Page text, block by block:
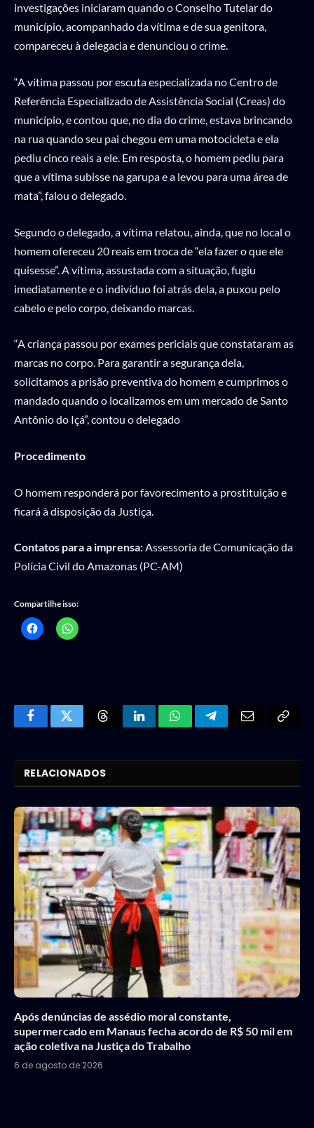
investigações iniciaram quando o Conselho Tutelar do
município, acompanhado da vítima e de sua genitora,
compareceu à delegacia e denunciou o crime.
“A vítima passou por escuta especializada no Centro de
Referência Especializado de Assistência Social (Creas) do
município, e contou que, no dia do crime, estava brincando
na rua quando seu pai chegou em uma motocicleta e ela
pediu cinco reais a ele. Em resposta, o homem pediu para
que a vítima subisse na garupa e a levou para uma área de
mata”, falou o delegado.
Segundo o delegado, a vítima relatou, ainda, que no local o
homem ofereceu 20 reais em troca de “ela fazer o que ele
quisesse”. A vítima, assustada com a situação, fugiu
imediatamente e o indivíduo foi atrás dela, a puxou pelo
cabelo e pelo corpo, deixando marcas.
“A criança passou por exames periciais que constataram as
marcas no corpo. Para garantir a segurança dela,
solicitamos a prisão preventiva do homem e cumprimos o
mandado quando o localizamos em um mercado de Santo
Antônio do Içá”, contou o delegado
Procedimento
O homem responderá por favorecimento a prostituição e
ficará à disposição da Justiça.
Contatos para a imprensa:Assessoria de Comunicação da
Polícia Civil do Amazonas (PC-AM)
Compartilhe isso:
FacebookTwitter ThreadsLinkedInWhatsAppTelegram
RELACIONADOS
Após denúncias de assédio moral constante,
supermercado em Manaus fecha acordo de R$ 50 mil em
ação coletiva na Justiça do Trabalho
6 de agosto de 2026